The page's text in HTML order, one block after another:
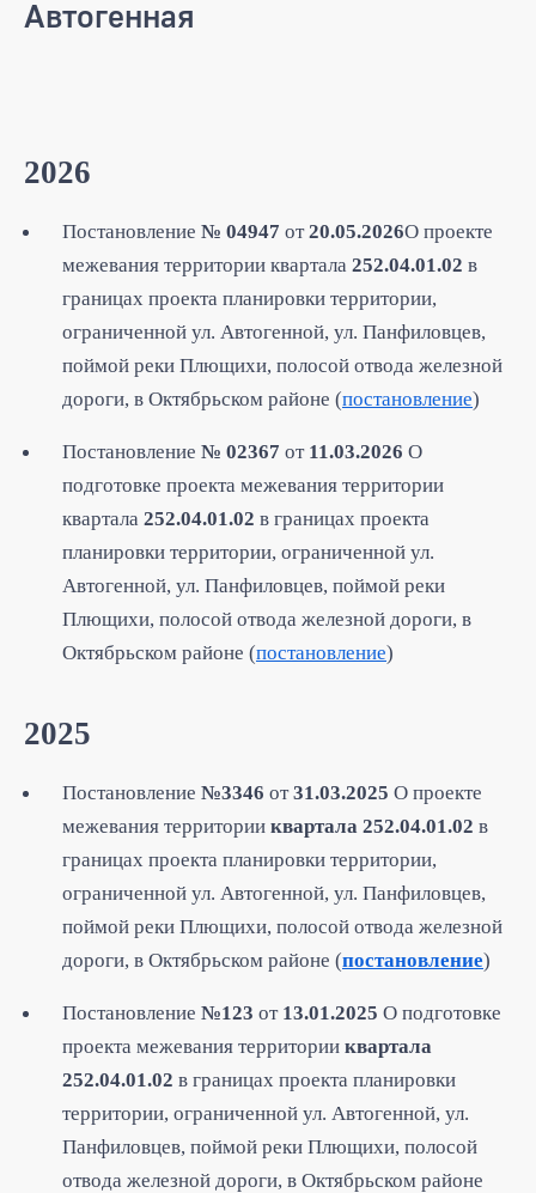
Автогенная
2026
Постановление № 04947 от20.05.2026О проекте
межевания территории квартала 252.04.01.02 в
границах проекта планировки территории,
ограниченной ул. Автогенной, ул. Панфиловцев,
поймой реки Плющихи, полосой отвода железной
дороги, в Октябрьском районе (постановление)
Постановление № 02367 от 11.03.2026 О
подготовке проекта межевания территории
квартала 252.04.01.02 в границах проекта
планировки территории, ограниченной ул.
Автогенной, ул. Панфиловцев, поймой реки
Плющихи, полосой отвода железной дороги, в
Октябрьском районе (постановление)
2025
Постановление №3346 от31.03.2025 О проекте
межевания территории квартала 252.04.01.02 в
границах проекта планировки территории,
ограниченной ул. Автогенной, ул. Панфиловцев,
поймой реки Плющихи, полосой отвода железной
дороги, в Октябрьском районе (постановление)
Постановление №123 от 13.01.2025 О подготовке
проекта межевания территории квартала
252.04.01.02 в границах проекта планировки
территории, ограниченной ул. Автогенной, ул.
Панфиловцев, поймой реки Плющихи, полосой
отвода железной дороги, в Октябрьском районе